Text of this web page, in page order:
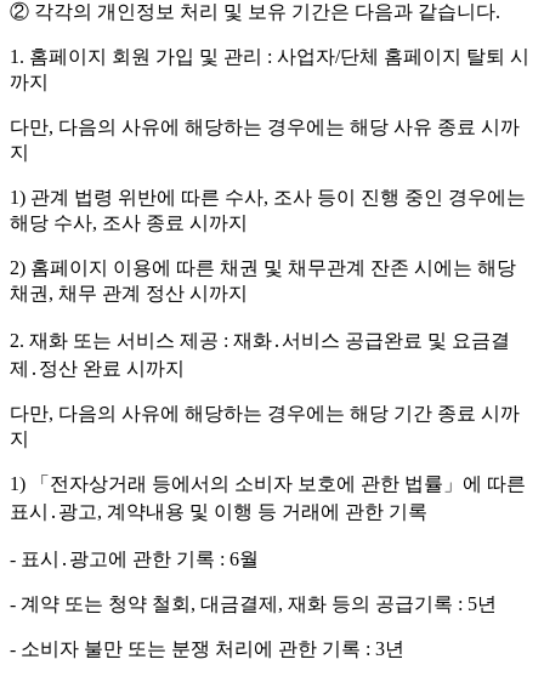
② 각각의 개인정보 처리 및 보유 기간은 다음과 같습니다.
1. 홈페이지 회원 가입 및 관리 : 사업자/단체 홈페이지 탈퇴 시
까지
다만, 다음의 사유에 해당하는 경우에는 해당 사유 종료 시까
지
1) 관계 법령 위반에 따른 수사, 조사 등이 진행 중인 경우에는
해당 수사, 조사 종료 시까지
2) 홈페이지 이용에 따른 채권 및 채무관계 잔존 시에는 해당
채권, 채무 관계 정산 시까지
2. 재화 또는 서비스 제공 : 재화․서비스 공급완료 및 요금결
제․정산 완료 시까지
다만, 다음의 사유에 해당하는 경우에는 해당 기간 종료 시까
지
1) 「전자상거래 등에서의 소비자 보호에 관한 법률」에 따른
표시․광고, 계약내용 및 이행 등 거래에 관한 기록
- 표시․광고에 관한 기록 : 6월
- 계약 또는 청약 철회, 대금결제, 재화 등의 공급기록 : 5년
- 소비자 불만 또는 분쟁 처리에 관한 기록 : 3년